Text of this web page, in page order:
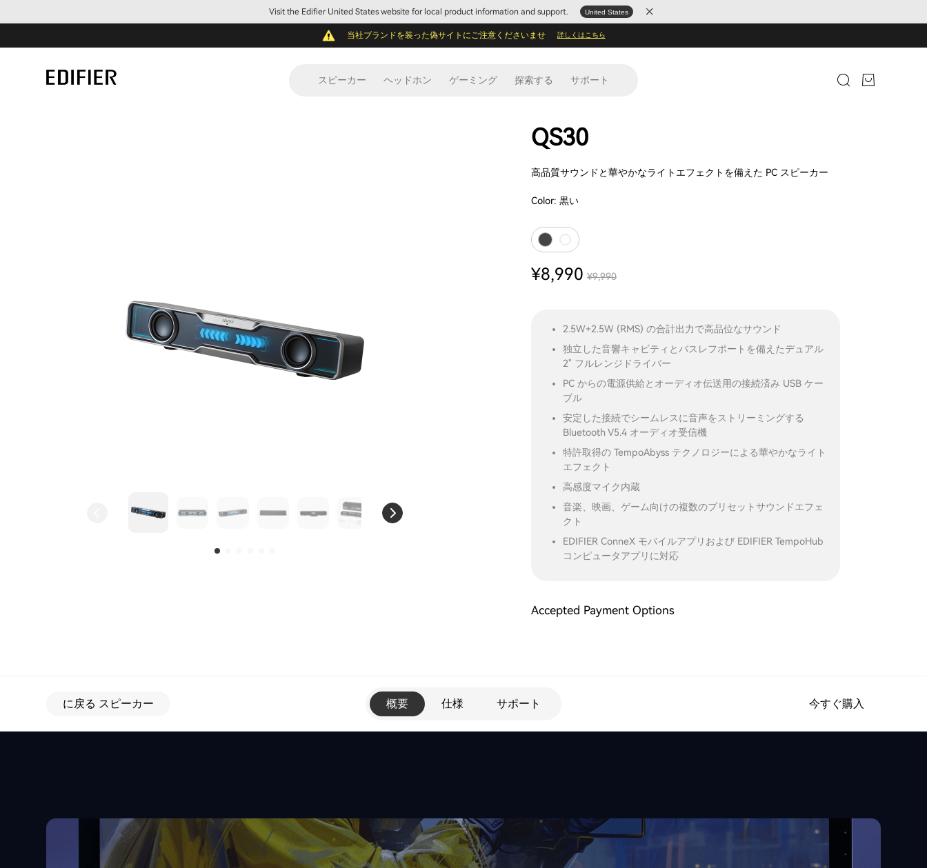
Visit the Edifier United States website for local product information and support. United States
当社ブランドを装った偽サイトにご注意くださいませ 詳しくはこちら
スピーカー ヘッドホン ゲーミング 探索する サポート
QS30
高品質サウンドと華やかなライトエフェクトを備えた PC スピーカー
Color: 黒い
¥8,990 ¥9,990
2.5W+2.5W (RMS) の合計出力で高品位なサウンド
独立した音響キャビティとバスレフポートを備えたデュアル
2" フルレンジドライバー
PC からの電源供給とオーディオ伝送用の接続済み USB ケー
ブル
安定した接続でシームレスに音声をストリーミングする
Bluetooth V5.4 オーディオ受信機
特許取得の TempoAbyss テクノロジーによる華やかなライト
エフェクト
高感度マイク内蔵
音楽、映画、ゲーム向けの複数のプリセットサウンドエフェ
クト
EDIFIER ConneX モバイルアプリおよび EDIFIER TempoHub
コンピュータアプリに対応
Accepted Payment Options
に戻る スピーカー 概要 仕様 サポート 今すぐ購入